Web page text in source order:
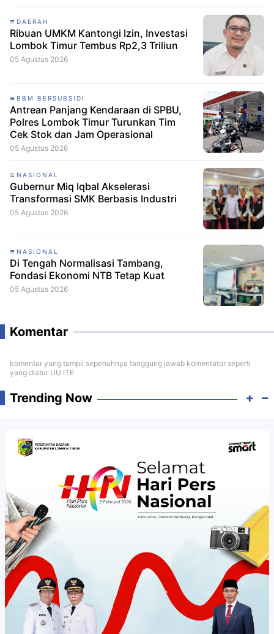
DAERAH
Ribuan UMKM Kantongi Izin, Investasi
Lombok Timur Tembus Rp2,3 Triliun
05 Agustus 2026
BBM BERSUBSIDI
Antrean Panjang Kendaraan di SPBU,
Polres Lombok Timur Turunkan Tim
Cek Stok dan Jam Operasional
05 Agustus 2026
NASIONAL
Gubernur Miq Iqbal Akselerasi
Transformasi SMK Berbasis Industri
05 Agustus 2026
NASIONAL
Di Tengah Normalisasi Tambang,
Fondasi Ekonomi NTB Tetap Kuat
05 Agustus 2026
Komentar
komentar yang tampil sepenuhnya tanggung jawab komentator seperti
yang diatur UU ITE
Trending Now